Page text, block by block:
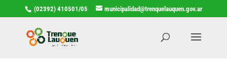
(02392) 410501/05 municipalidad@trenquelauquen.gov.ar